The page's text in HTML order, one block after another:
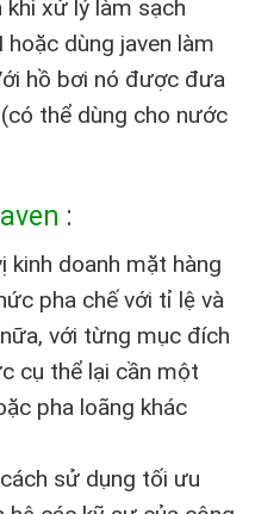
xử lý làm sạch
dùng javen làm
hồ bơi nó được đưa
thể dùng cho nước
:
kinh doanh mặt hàng
pha chế với tỉ lệ và
với từng mục đích
cụ thể lại cần một
pha loãng khác
sử dụng tối ưu